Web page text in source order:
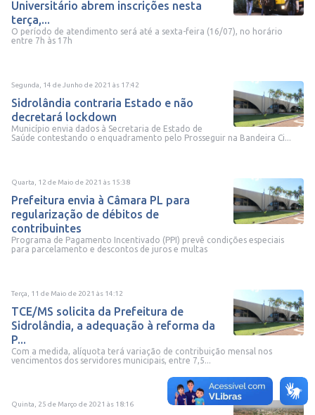
Universitário abrem inscrições nesta
terça,...
O período de atendimento será até a sexta-feira (16/07), no horário
entre 7h às 17h
Segunda, 14 de Junho de 2021 às 17:42
Sidrolândia contraria Estado e não
decretará lockdown
Município envia dados à Secretaria de Estado de
Saúde contestando o enquadramento pelo Prosseguir na Bandeira Ci...
Quarta, 12 de Maio de 2021 às 15:38
Prefeitura envia à Câmara PL para
regularização de débitos de
contribuintes
Programa de Pagamento Incentivado (PPI) prevê condições especiais
para parcelamento e descontos de juros e multas
Terça, 11 de Maio de 2021 às 14:12
TCE/MS solicita da Prefeitura de
Sidrolândia, a adequação à reforma da
P...
Com a medida, alíquota terá variação de contribuição mensal nos
vencimentos dos servidores municipais, entre 7,5...
Quinta, 25 de Março de 2021 às 18:16